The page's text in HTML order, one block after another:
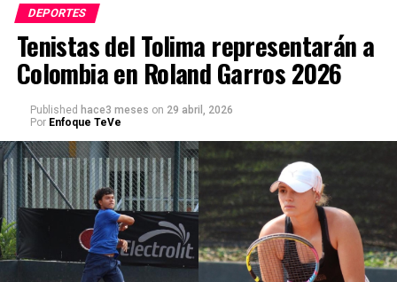
DEPORTES
Tenistas del Tolima representarán a
Colombia en Roland Garros 2026
Published hace3 meses on 29 abril, 2026
Por Enfoque TeVe